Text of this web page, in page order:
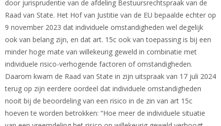
door jurisprudentie van de afdeling Bestuursrechtspraak van de
Raad van State. Het Hof van Justitie van de EU bepaalde echter op
9 november 2023 dat individuele omstandigheden wel degelijk
ook van belang zijn, en dat art. 15c ook van toepassing is bij een
minder hoge mate van willekeurig geweld in combinatie met
individuele risico-verhogende factoren of omstandigheden.
Daarom kwam de Raad van State in zijn uitspraak van 17 juli 2024
terug op zijn eerdere oordeel dat individuele omstandigheden
nooit bij de beoordeling van een risico in de zin van art 15c
hoeven te worden betrokken: “Hoe meer de individuele situatie